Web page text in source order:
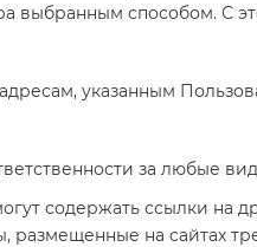
выбранным способом. С
указанным
за любые
содержать ссылки на
на сайтах